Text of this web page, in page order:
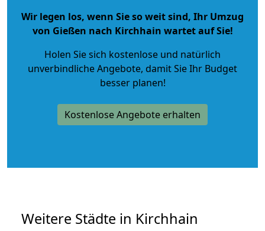
Wir legen los, wenn Sie so weit sind, Ihr Umzug
von Gießen nach Kirchhain wartet auf Sie!
Holen Sie sich kostenlose und natürlich
unverbindliche Angebote, damit Sie Ihr Budget
besser planen!
Kostenlose Angebote erhalten
Weitere Städte in Kirchhain